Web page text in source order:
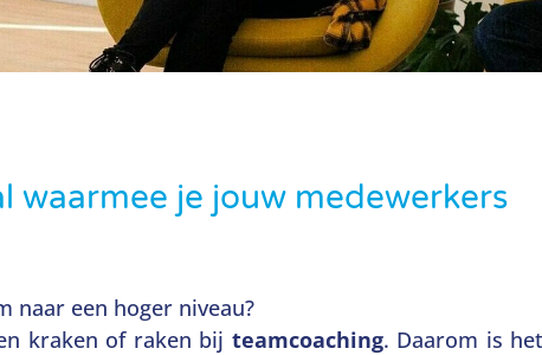
waarmee je jouw medewerkers
naar een hoger niveau?
kraken of raken bij teamcoaching. Daarom is